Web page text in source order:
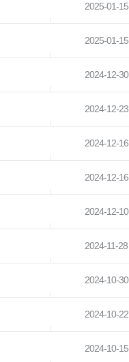
2025-01-15
2025-01-15
2024-12-30
2024-12-23
2024-12-16
2024-12-16
2024-12-10
2024-11-28
2024-10-30
2024-10-22
2024-10-15